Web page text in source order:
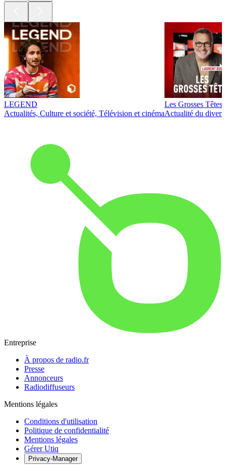
LEGEND
Actualités, Culture et société, Télévision et cinéma
Les Grosses Têtes
Actualité du
Entreprise
À propos de radio.fr
Presse
Annonceurs
Radiodiffuseurs
Mentions légales
Conditions d'utilisation
Politique de confidentialité
Mentions légales
Gérer Utiq
Privacy-Manager